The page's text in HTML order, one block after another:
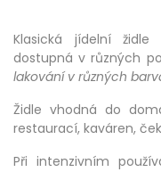
Klasická jídelní židle
dostupná v různých
lakování v různých
Židle vhodná do
restaurací, kaváren,
Při intenzivním